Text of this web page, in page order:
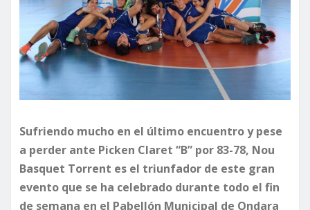
Sufriendo mucho en el último encuentro y pese
a perder ante Picken Claret “B” por 83-78, Nou
Basquet Torrent es el triunfador de este gran
evento que se ha celebrado durante todo el fin
de semana en el Pabellón Municipal de Ondara